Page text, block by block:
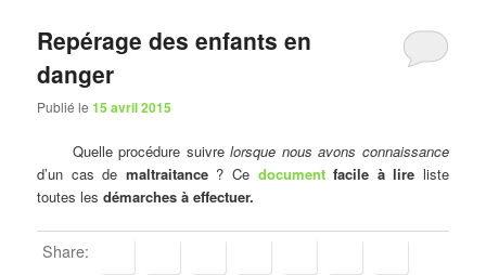
Repérage des enfants en
danger
Publié le15 avril 2015
Quelle procédure suivrelorsque nous avons connaissance
d’un cas de maltraitance ? Ce documentfacile à lire liste
toutes les démarches à effectuer.
Share: